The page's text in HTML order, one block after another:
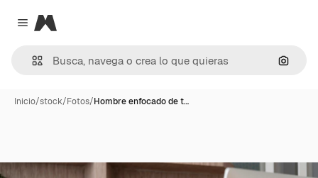
Close menu
Magnific
Inicio/stock/Fotos/Hombre enfocado de t…